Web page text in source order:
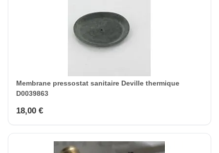
Membrane pressostat sanitaire Deville thermique
D0039863
18,00 €